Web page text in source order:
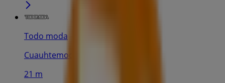
Todo moda
Cuauhtemoc, Cuauhtémoc (CDMX)
21 m